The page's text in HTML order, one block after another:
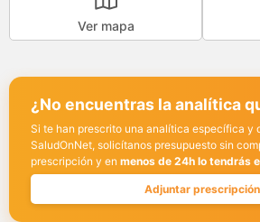
Ver mapa
¿No encuentras la analítica
Si te han prescrito una analítica específica y
SaludOnNet, solicítanos presupuesto sin
prescripción y en menos de 24h lo tendrás
Adjuntar prescripción